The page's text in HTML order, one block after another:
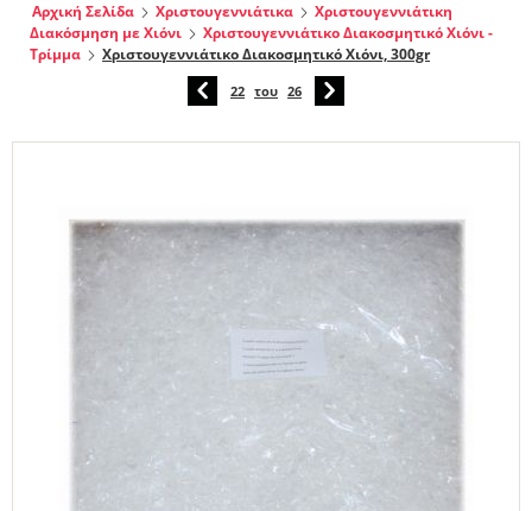
Αρχική Σελίδα Χριστουγεννιάτικα
Χριστουγεννιάτικη
Διακόσμηση με Χιόνι
Χριστουγεννιάτικο Διακοσμητικό Χιόνι -
Τρίμμα
Χριστουγεννιάτικο Διακοσμητικό Χιόνι, 300gr
22 του 26